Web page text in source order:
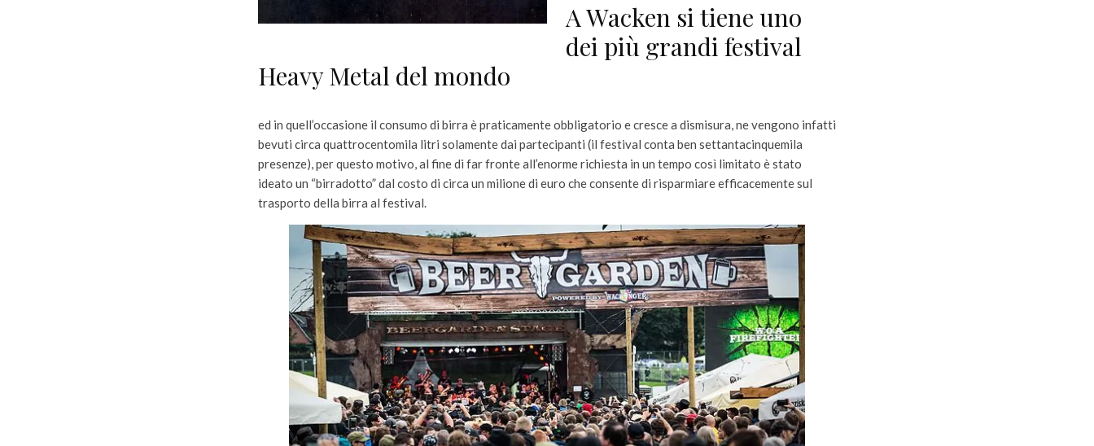
A Wacken si tiene uno
dei più grandi festival
Heavy Metal del mondo
ed in quell’occasione il consumo di birra è praticamente obbligatorio e cresce a dismisura, ne vengono infatti
bevuti circa quattrocentomila litri solamente dai partecipanti (il festival conta ben settantacinquemila
presenze), per questo motivo, al fine di far fronte all’enorme richiesta in un tempo così limitato è stato
ideato un “birradotto” dal costo di circa un milione di euro che consente di risparmiare efficacemente sul
trasporto della birra al festival.